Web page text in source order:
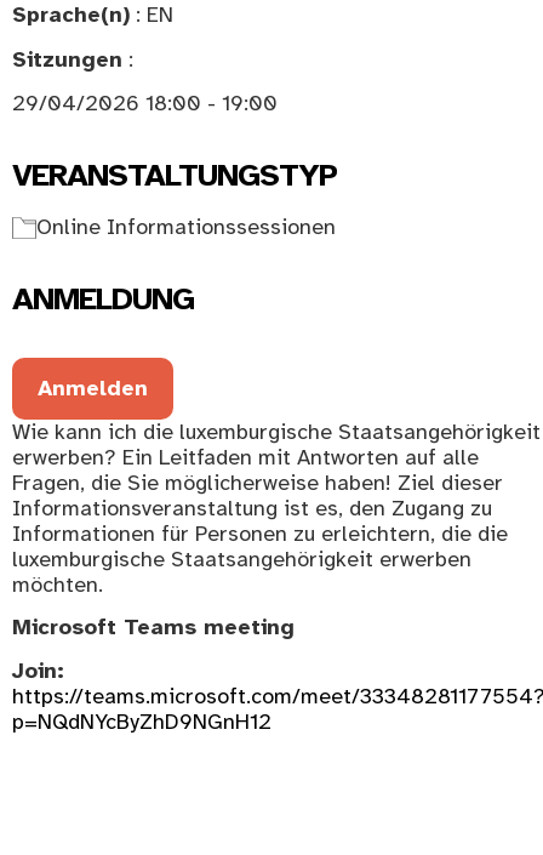
Sprache(n) : EN
Sitzungen :
29/04/2026 18:00 - 19:00
VERANSTALTUNGSTYP
Online Informationssessionen
ANMELDUNG
Anmelden
Wie kann ich die luxemburgische Staatsangehörigkeit
erwerben? Ein Leitfaden mit Antworten auf alle
Fragen, die Sie möglicherweise haben! Ziel dieser
Informationsveranstaltung ist es, den Zugang zu
Informationen für Personen zu erleichtern, die die
luxemburgische Staatsangehörigkeit erwerben
möchten.
Microsoft Teams meeting
Join:
https://teams.microsoft.com/meet/
p=NQdNYcByZhD9NGnH12